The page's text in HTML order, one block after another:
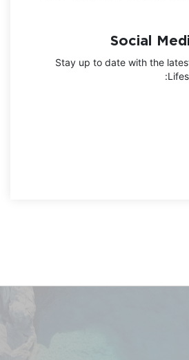
Social
Stay up to date with the